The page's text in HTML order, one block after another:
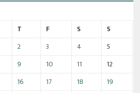
T F S
S
2 3 4
5
9 10 11
12
16 17 18 19